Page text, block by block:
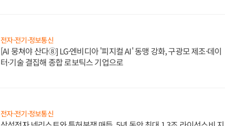
전자·전기·정보통신
[AI 뭉쳐야 산다⑧] LG·엔비디아 '피지컬 AI' 동맹 강화, 구광모 제조·데이
터·기술 결집해 종합 로보틱스 기업으로
전자·전기·정보통신